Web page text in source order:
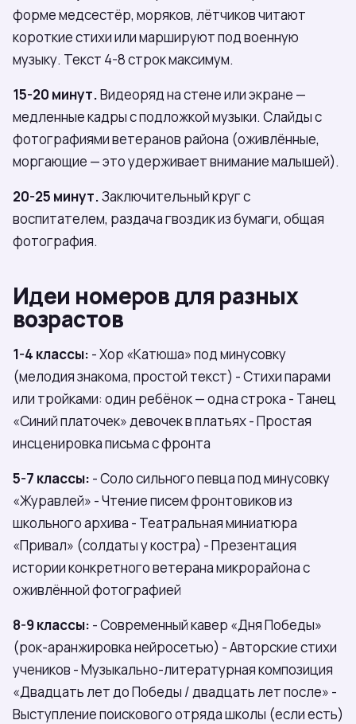
форме медсестёр, моряков, лётчиков читают
короткие стихи или маршируют под военную
музыку. Текст 4-8 строк максимум.
15-20 минут.Видеоряд на стене или экране —
медленные кадры с подложкой музыки. Слайды с
фотографиями ветеранов района (оживлённые,
моргающие — это удерживает внимание малышей).
20-25 минут.Заключительный круг с
воспитателем, раздача гвоздик из бумаги, общая
фотография.
Идеи номеров для разных
возрастов
1-4 классы: - Хор «Катюша» под минусовку
(мелодия знакома, простой текст) - Стихи парами
или тройками: один ребёнок — одна строка - Танец
«Синий платочек» девочек в платьях - Простая
инсценировка письма с фронта
5-7 классы: - Соло сильного певца под минусовку
«Журавлей» - Чтение писем фронтовиков из
школьного архива - Театральная миниатюра
«Привал» (солдаты у костра) - Презентация
истории конкретного ветерана микрорайона с
оживлённой фотографией
8-9 классы: - Современный кавер «Дня Победы»
(рок-аранжировка нейросетью) - Авторские стихи
учеников - Музыкально-литературная композиция
«Двадцать лет до Победы / двадцать лет после» -
Выступление поискового отряда школы (если есть)